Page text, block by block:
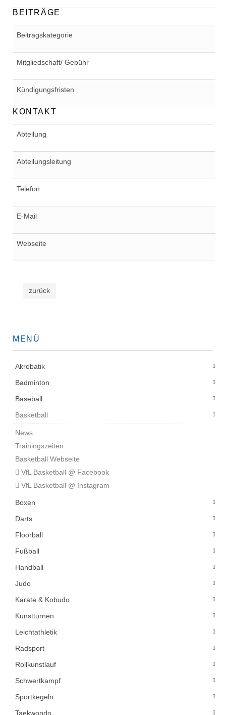
BEITRÄGE
Beitragskategorie
Mitgliedschaft/ Gebühr
Kündigungsfristen
KONTAKT
Abteilung
Abteilungsleitung
Telefon
E-Mail
Webseite
zurück
MENÜ
Akrobatik
Badminton
Baseball
Basketball
News
Trainingszeiten
Basketball Webseite
VfL Basketball @ Facebook
VfL Basketball @ Instagram
Boxen
Darts
Floorball
Fußball
Handball
Judo
Karate & Kobudo
Kunstturnen
Leichtathletik
Radsport
Rollkunstlauf
Schwertkampf
Sportkegeln
Taekwondo